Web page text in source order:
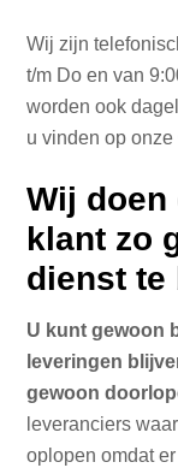
Wij zijn
t/m Do en van
worden ook
u vinden op onze
Wij
klant zo
dienst te
U kunt gewoon
leveringen
gewoon
leveranciers
oplopen omdat